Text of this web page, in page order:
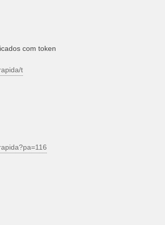
com token
t